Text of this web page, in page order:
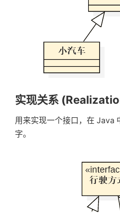
实现关系
用来实现一个接口，在 Java
字。